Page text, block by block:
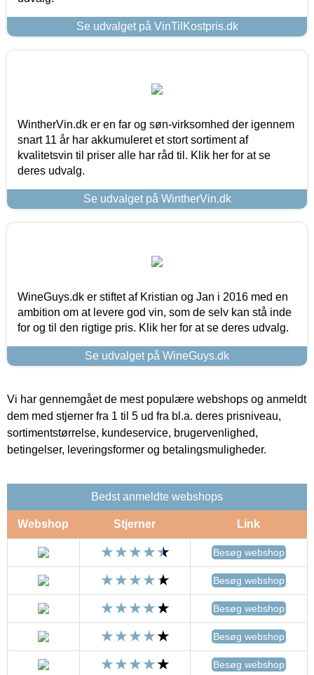
Se udvalget på VinTilKostpris.dk
WintherVin.dk er en far og søn-virksomhed der igennem
snart 11 år har akkumuleret et stort sortiment af
kvalitetsvin til priser alle har råd til. Klik her for at se
deres udvalg.
Se udvalget på WintherVin.dk
WineGuys.dk er stiftet af Kristian og Jan i 2016 med en
ambition om at levere god vin, som de selv kan stå inde
for og til den rigtige pris. Klik her for at se deres udvalg.
Se udvalget på WineGuys.dk
Vi har gennemgået de mest populære webshops og anmeldt
dem med stjerner fra 1 til 5 ud fra bl.a. deres prisniveau,
sortimentstørrelse, kundeservice, brugervenlighed,
betingelser, leveringsformer og betalingsmuligheder.
Bedst anmeldte webshops
Webshop Stjerner Link
Besøg webshop
Besøg webshop
Besøg webshop
Besøg webshop
Besøg webshop